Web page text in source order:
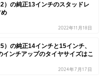
）の純正13インチのスタッドレ
め
2022年11月18日
）の純正14インチと15インチ、
インチアップのタイヤサイズはこ
2024年7月17日